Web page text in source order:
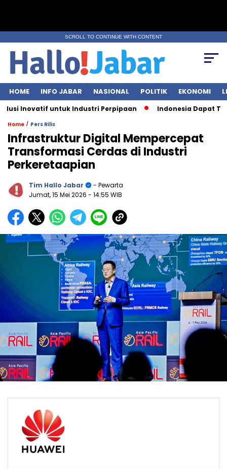
SCROLL TO CONTINUE WITH CONTENT
HOME INFO JABAR NASIONAL POLITIK EKONOMI
Inovatif untuk Industri Perpipaan Indonesia Dapat Tarif
Home / Pers Rilis
Infrastruktur Digital Mempercepat
Transformasi Cerdas di Industri
Perkeretaapian
Tim Hallo Jabar
- Pewarta
Jumat, 15 Mei 2026 - 14:55 WIB